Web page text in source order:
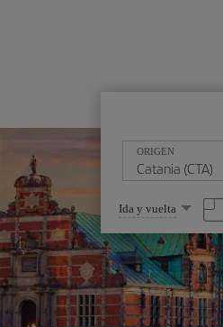
ORIGEN
Seleccione
una
opción
Ida y vuelta